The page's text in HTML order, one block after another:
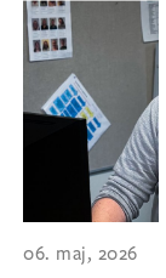
06. maj, 2026